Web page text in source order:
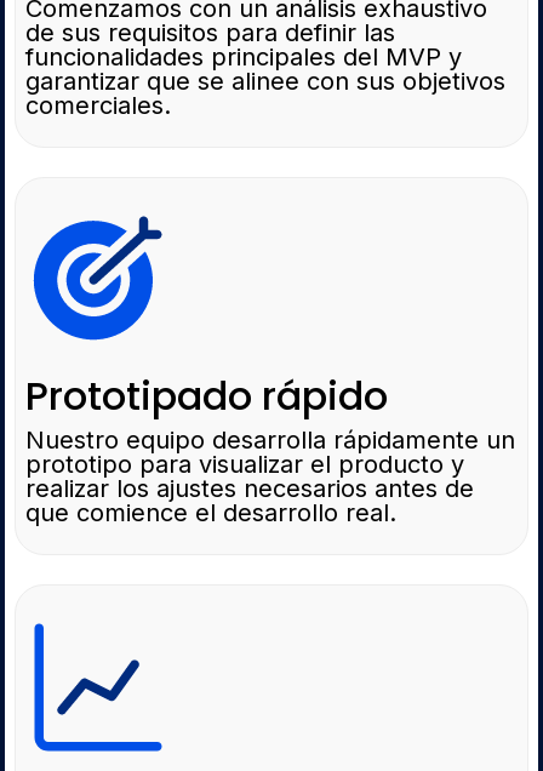
Comenzamos con un análisis exhaustivo
de sus requisitos para definir las
funcionalidades principales del MVP y
garantizar que se alinee con sus objetivos
comerciales.
Prototipado rápido
Nuestro equipo desarrolla rápidamente un
prototipo para visualizar el producto y
realizar los ajustes necesarios antes de
que comience el desarrollo real.